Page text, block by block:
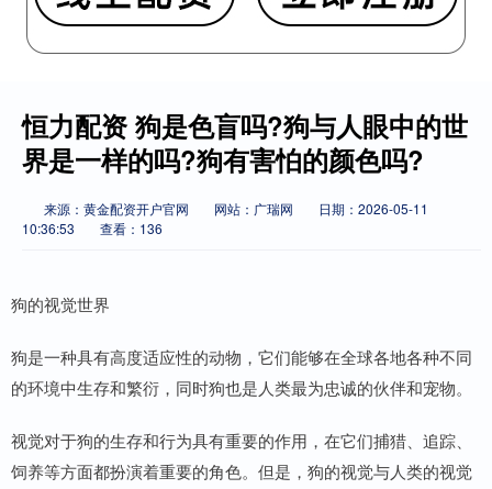
恒力配资 狗是色盲吗?狗与人眼中的世
界是一样的吗?狗有害怕的颜色吗?
来源：黄金配资开户官网 网站：广瑞网
日期：2026-05-11
10:36:53
查看：136
狗的视觉世界
狗是一种具有高度适应性的动物，它们能够在全球各地各种不同
的环境中生存和繁衍，同时狗也是人类最为忠诚的伙伴和宠物。
视觉对于狗的生存和行为具有重要的作用，在它们捕猎、追踪、
饲养等方面都扮演着重要的角色。但是，狗的视觉与人类的视觉